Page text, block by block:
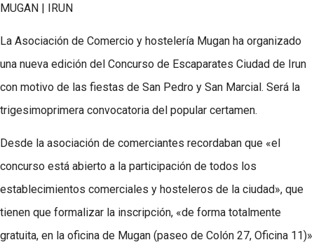
MUGAN | IRUN
La Asociación de Comercio y hostelería Mugan ha organizado
una nueva edición del Concurso de Escaparates Ciudad de Irun
con motivo de las fiestas de San Pedro y San Marcial. Será la
trigesimoprimera convocatoria del popular certamen.
Desde la asociación de comerciantes recordaban que «el
concurso está abierto a la participación de todos los
establecimientos comerciales y hosteleros de la ciudad», que
tienen que formalizar la inscripción, «de forma totalmente
gratuita, en la oficina de Mugan (paseo de Colón 27, Oficina 11)»